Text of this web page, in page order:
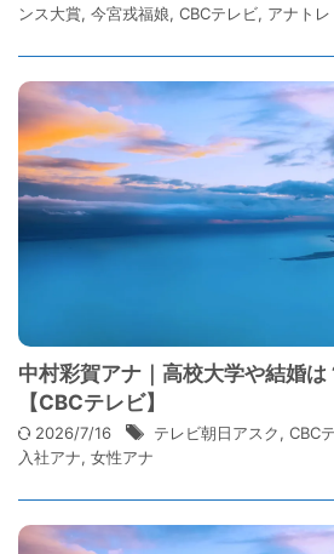
ンス大賞, 今宮戎福娘, CBCテレビ, アナトレ
中村彩賀アナ｜高校大学や結婚
【CBCテレビ】
2026/7/16 テレビ朝日アスク, CBC
入社アナ, 女性アナ